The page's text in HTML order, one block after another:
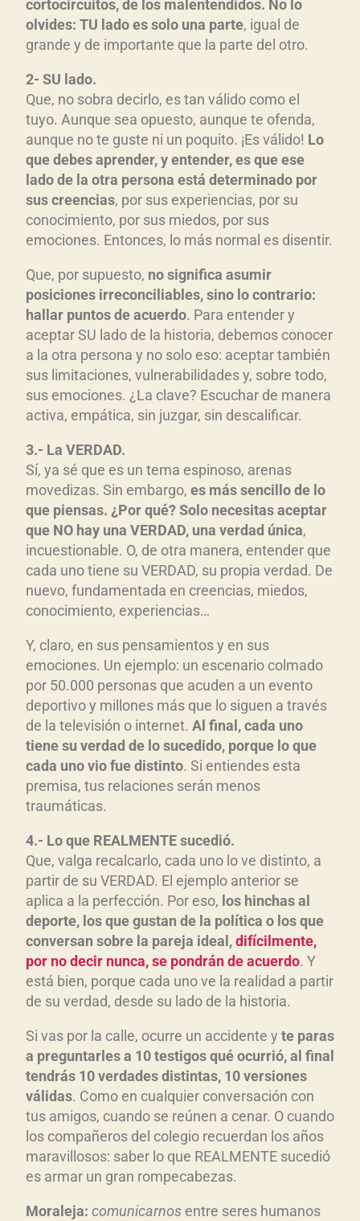
cortocircuitos, de los malentendidos. No lo
olvides: TU lado es solo una parte, igual de
grande y de importante que la parte del otro.
2- SU lado.
Que, no sobra decirlo, es tan válido como el
tuyo. Aunque sea opuesto, aunque te ofenda,
aunque no te guste ni un poquito. ¡Es válido! Lo
que debes aprender, y entender, es que ese
lado de la otra persona está determinado por
sus creencias, por sus experiencias, por su
conocimiento, por sus miedos, por sus
emociones. Entonces, lo más normal es disentir.
Que, por supuesto, no significa asumir
posiciones irreconciliables, sino lo contrario:
hallar puntos de acuerdo. Para entender y
aceptar SU lado de la historia, debemos conocer
a la otra persona y no solo eso: aceptar también
sus limitaciones, vulnerabilidades y, sobre todo,
sus emociones. ¿La clave? Escuchar de manera
activa, empática, sin juzgar, sin descalificar.
3.- La VERDAD.
Sí, ya sé que es un tema espinoso, arenas
movedizas. Sin embargo, es más sencillo de lo
que piensas. ¿Por qué? Solo necesitas aceptar
que NO hay una VERDAD, una verdad única,
incuestionable. O, de otra manera, entender que
cada uno tiene su VERDAD, su propia verdad. De
nuevo, fundamentada en creencias, miedos,
conocimiento, experiencias…
Y, claro, en sus pensamientos y en sus
emociones. Un ejemplo: un escenario colmado
por 50.000 personas que acuden a un evento
deportivo y millones más que lo siguen a través
de la televisión o internet. Al final, cada uno
tiene su verdad de lo sucedido, porque lo que
cada uno vio fue distinto. Si entiendes esta
premisa, tus relaciones serán menos
traumáticas.
4.- Lo que REALMENTE sucedió.
Que, valga recalcarlo, cada uno lo ve distinto, a
partir de su VERDAD. El ejemplo anterior se
aplica a la perfección. Por eso, los hinchas al
deporte, los que gustan de la política o los que
conversan sobre la pareja ideal,difícilmente,
por no decir nunca, se pondrán de acuerdo. Y
está bien, porque cada uno ve la realidad a partir
de su verdad, desde su lado de la historia.
Si vas por la calle, ocurre un accidente y te paras
a preguntarles a 10 testigos qué ocurrió, al final
tendrás 10 verdades distintas, 10 versiones
válidas. Como en cualquier conversación con
tus amigos, cuando se reúnen a cenar. O cuando
los compañeros del colegio recuerdan los años
maravillosos: saber lo que REALMENTE sucedió
es armar un gran rompecabezas.
Moraleja: comunicarnos entre seres humanos